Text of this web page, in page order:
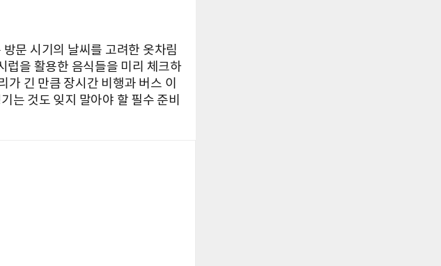
문 시기의 날씨를 고려한 옷차림
럽을 활용한 음식들을 미리 체크하
가 긴 만큼 장시간 비행과 버스 이
는 것도 잊지 말아야 할 필수 준비